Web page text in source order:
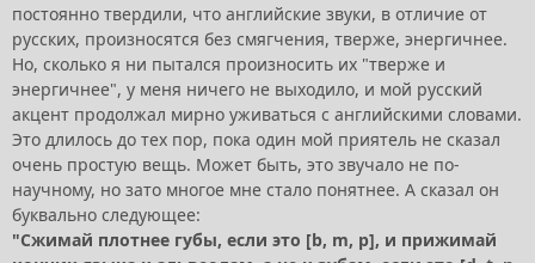
постоянно твердили, что английские звуки, в отличие от
русских, произносятся без смягчения, тверже, энергичнее.
Но, сколько я ни пытался произносить их "тверже и
энергичнее", у меня ничего не выходило, и мой русский
акцент продолжал мирно уживаться с английскими словами.
Это длилось до тех пор, пока один мой приятель не сказал
очень простую вещь. Может быть, это звучало не по-
научному, но зато многое мне стало понятнее. А сказал он
буквально следующее:
"Сжимай плотнее губы, если это [b, m, p], и прижимай